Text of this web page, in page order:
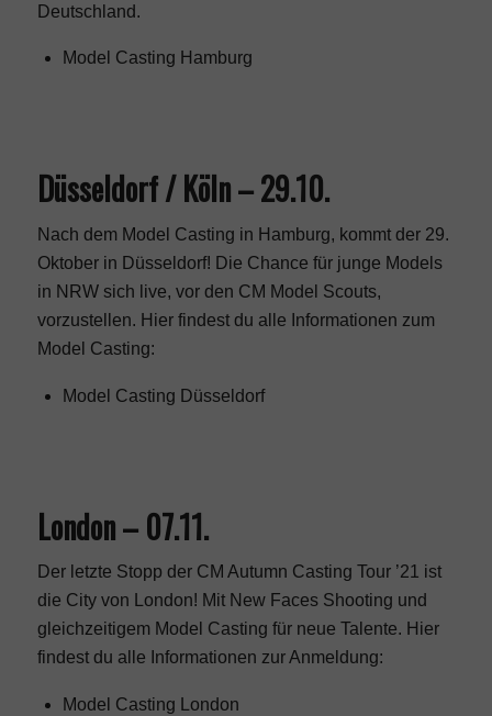
Deutschland.
Model Casting Hamburg
Düsseldorf / Köln – 29.10.
Nach dem Model Casting in Hamburg, kommt der 29.
Oktober in Düsseldorf! Die Chance für junge Models
in NRW sich live, vor den CM Model Scouts,
vorzustellen. Hier findest du alle Informationen zum
Model Casting:
Model Casting Düsseldorf
London – 07.11.
Der letzte Stopp der CM Autumn Casting Tour ’21 ist
die City von London! Mit New Faces Shooting und
gleichzeitigem Model Casting für neue Talente. Hier
findest du alle Informationen zur Anmeldung:
Model Casting London